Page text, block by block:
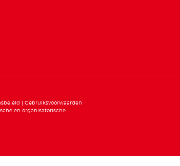
Gebruiksvoorwaarden
en organisatorische